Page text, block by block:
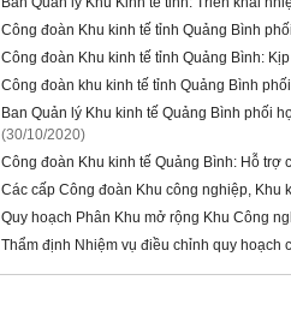
Công đoàn Khu kinh tế tỉnh Quảng Bình
Công đoàn Khu kinh tế tỉnh Quảng Bình:
Công đoàn khu kinh tế tỉnh Quảng Bình
Ban Quản lý Khu kinh tế Quảng Bình phối
(30/10/2020)
Công đoàn Khu kinh tế Quảng Bình: Hỗ trợ
Các cấp Công đoàn Khu công nghiệp, Khu
Quy hoạch Phân Khu mở rộng Khu Công
Thẩm định Nhiệm vụ điều chỉnh quy hoạch